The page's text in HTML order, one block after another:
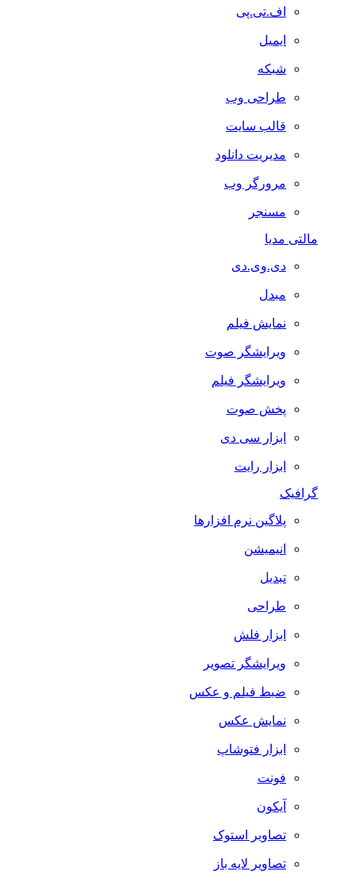
اف.تی.پی
ایمیل
شبکه
طراحی وب
قالب سایت
مدیریت دانلود
مرورگر وب
مسنجر
مالتی مدیا
دی.وی.دی
مبدل
نمایش فیلم
ویرایشگر صوت
ویرایشگر فیلم
پخش صوت
ابزار سی دی
ابزار رایت
گرافیک
پلاگین نرم افزارها
انیمیشن
تبدیل
طراحی
ابزار فلش
ویرایشگر تصویر
ضبط فيلم و عكس
نمایش عکس
ابزار فتوشاپ
فونت
آیکون
تصاویر استوک
تصاویر لایه باز